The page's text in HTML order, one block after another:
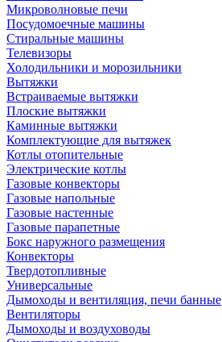
Микроволновые печи
Посудомоечные машины
Стиральные машины
Телевизоры
Холодильники и морозильники
Вытяжки
Встраиваемые вытяжки
Плоские вытяжки
Каминные вытяжки
Комплектующие для вытяжек
Котлы отопительные
Электрические котлы
Газовые конвекторы
Газовые напольные
Газовые настенные
Газовые парапетные
Бокс наружного размещения
Конвекторы
Твердотопливные
Универсальные
Дымоходы и вентиляция, печи банные
Вентиляторы
Дымоходы и воздуховоды